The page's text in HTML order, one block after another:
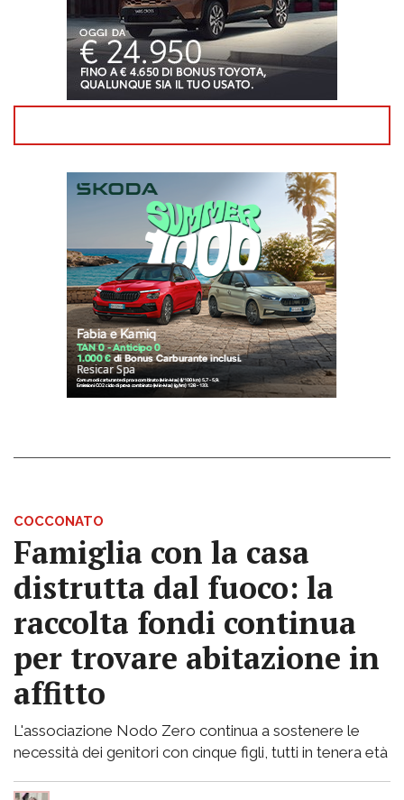
COCCONATO
Famiglia con la casa
distrutta dal fuoco: la
raccolta fondi continua
per trovare abitazione in
affitto
L'associazione Nodo Zero continua a sostenere le
necessità dei genitori con cinque figli, tutti in tenera età